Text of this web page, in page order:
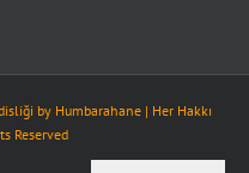
by Humbarahane | Her Hakkı
Reserved